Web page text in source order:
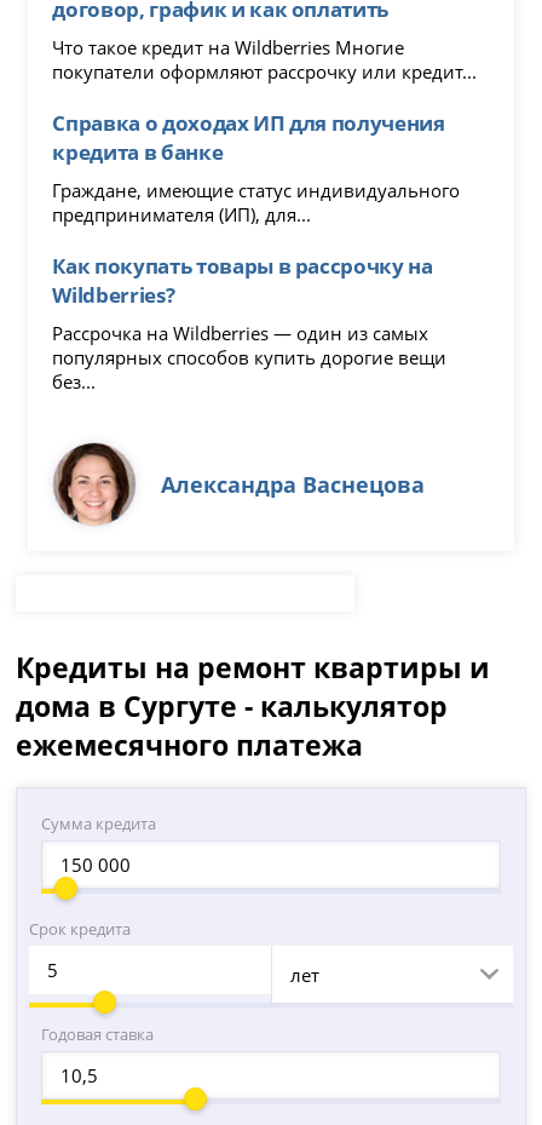
договор, график и как оплатить
Что такое кредит на Wildberries Многие
покупатели оформляют рассрочку или кредит...
Справка о доходах ИП для получения
кредита в банке
Граждане, имеющие статус индивидуального
предпринимателя (ИП), для...
Как покупать товары в рассрочку на
Wildberries?
Рассрочка на Wildberries — один из самых
популярных способов купить дорогие вещи
без...
Александра Васнецова
Кредиты на ремонт квартиры и
дома в Сургуте - калькулятор
ежемесячного платежа
Сумма кредита
Срок кредита
лет
Годовая ставка